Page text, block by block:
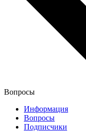
Вопросы
Информация
Вопросы
Подписчики